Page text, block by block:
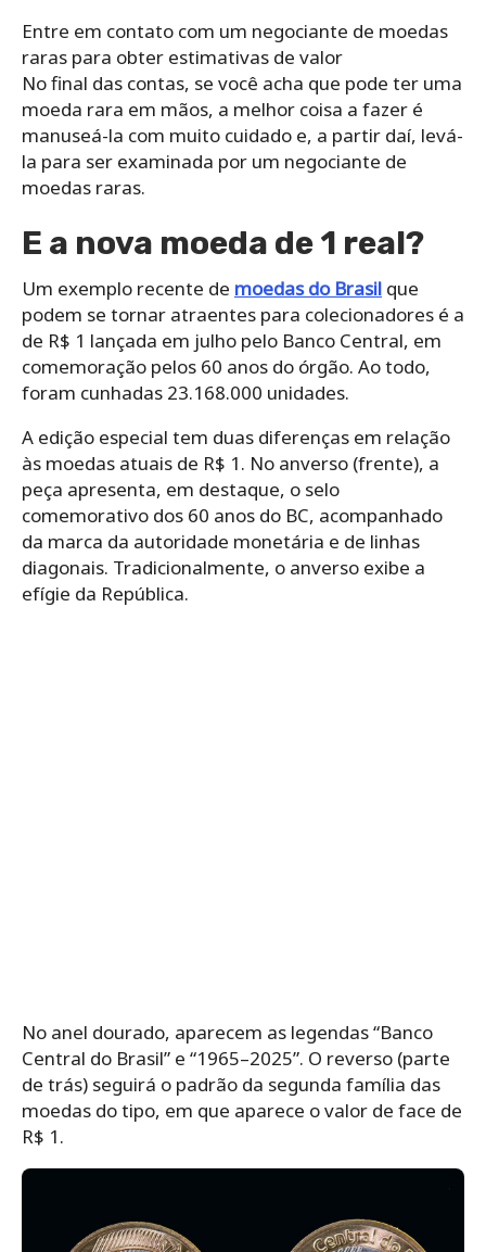
Entre em contato com um negociante de moedas
raras para obter estimativas de valor
No final das contas, se você acha que pode ter uma
moeda rara em mãos, a melhor coisa a fazer é
manuseá-la com muito cuidado e, a partir daí, levá-
la para ser examinada por um negociante de
moedas raras.
E a nova moeda de 1 real?
Um exemplo recente de moedas do Brasil que
podem se tornar atraentes para colecionadores é a
de R$ 1 lançada em julho pelo Banco Central, em
comemoração pelos 60 anos do órgão. Ao todo,
foram cunhadas 23.168.000 unidades.
A edição especial tem duas diferenças em relação
às moedas atuais de R$ 1. No anverso (frente), a
peça apresenta, em destaque, o selo
comemorativo dos 60 anos do BC, acompanhado
da marca da autoridade monetária e de linhas
diagonais. Tradicionalmente, o anverso exibe a
efígie da República.
No anel dourado, aparecem as legendas “Banco
Central do Brasil” e “1965–2025”. O reverso (parte
de trás) seguirá o padrão da segunda família das
moedas do tipo, em que aparece o valor de face de
R$ 1.